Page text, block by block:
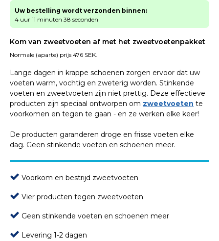
Uw bestelling wordt verzonden binnen:
4 uur 11 minuten 38 seconden
Kom van zweetvoeten af met het zweetvoetenpakket
Normale (aparte) prijs 476 SEK.
Lange dagen in krappe schoenen zorgen ervoor dat uw
voeten warm, vochtig en zweterig worden. Stinkende
voeten en zweetvoeten zijn niet prettig. Deze effectieve
producten zijn speciaal ontworpen om zweetvoeten te
voorkomen en tegen te gaan - en ze werken elke keer!
De producten garanderen droge en frisse voeten elke
dag. Geen stinkende voeten en schoenen meer.
Voorkom en bestrijd zweetvoeten
Vier producten tegen zweetvoeten
Geen stinkende voeten en schoenen meer
Levering 1-2 dagen